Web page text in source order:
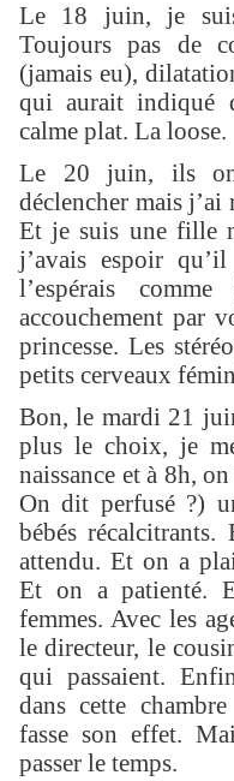
Le 18 juin, je
Toujours pas de
(jamais eu),
qui aurait indiqué
calme plat. La loose.
Le 20 juin, ils
déclencher mais j’ai
Et je suis une fille
j’avais espoir
l’espérais
accouchement par
princesse. Les
petits cerveaux
Bon, le mardi 21
plus le choix, je
naissance et à 8h,
On dit perfusé ?)
bébés
attendu. Et on a
Et on a patienté.
femmes. Avec les
le directeur, le
qui passaient.
dans cette
fasse son effet.
passer le temps.